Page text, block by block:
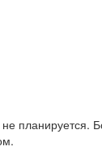
планируется.